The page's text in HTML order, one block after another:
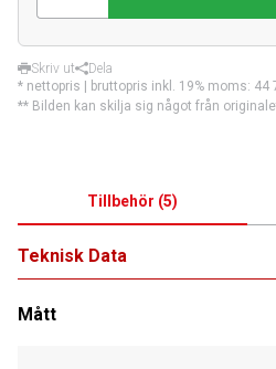
Skriv ut
Dela
* nettopris | bruttopris inkl. 19% moms: 44
** Bilden kan skilja sig något från
Tillbehör (5)
Teknisk Data
Mått